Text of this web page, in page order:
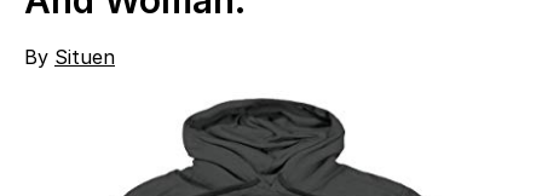
By Situen